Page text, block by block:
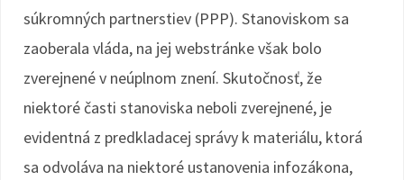
súkromných partnerstiev (PPP). Stanoviskom sa
zaoberala vláda, na jej webstránke však bolo
zverejnené v neúplnom znení. Skutočnosť, že
niektoré časti stanoviska neboli zverejnené, je
evidentná z predkladacej správy k materiálu, ktorá
sa odvoláva na niektoré ustanovenia infozákona,